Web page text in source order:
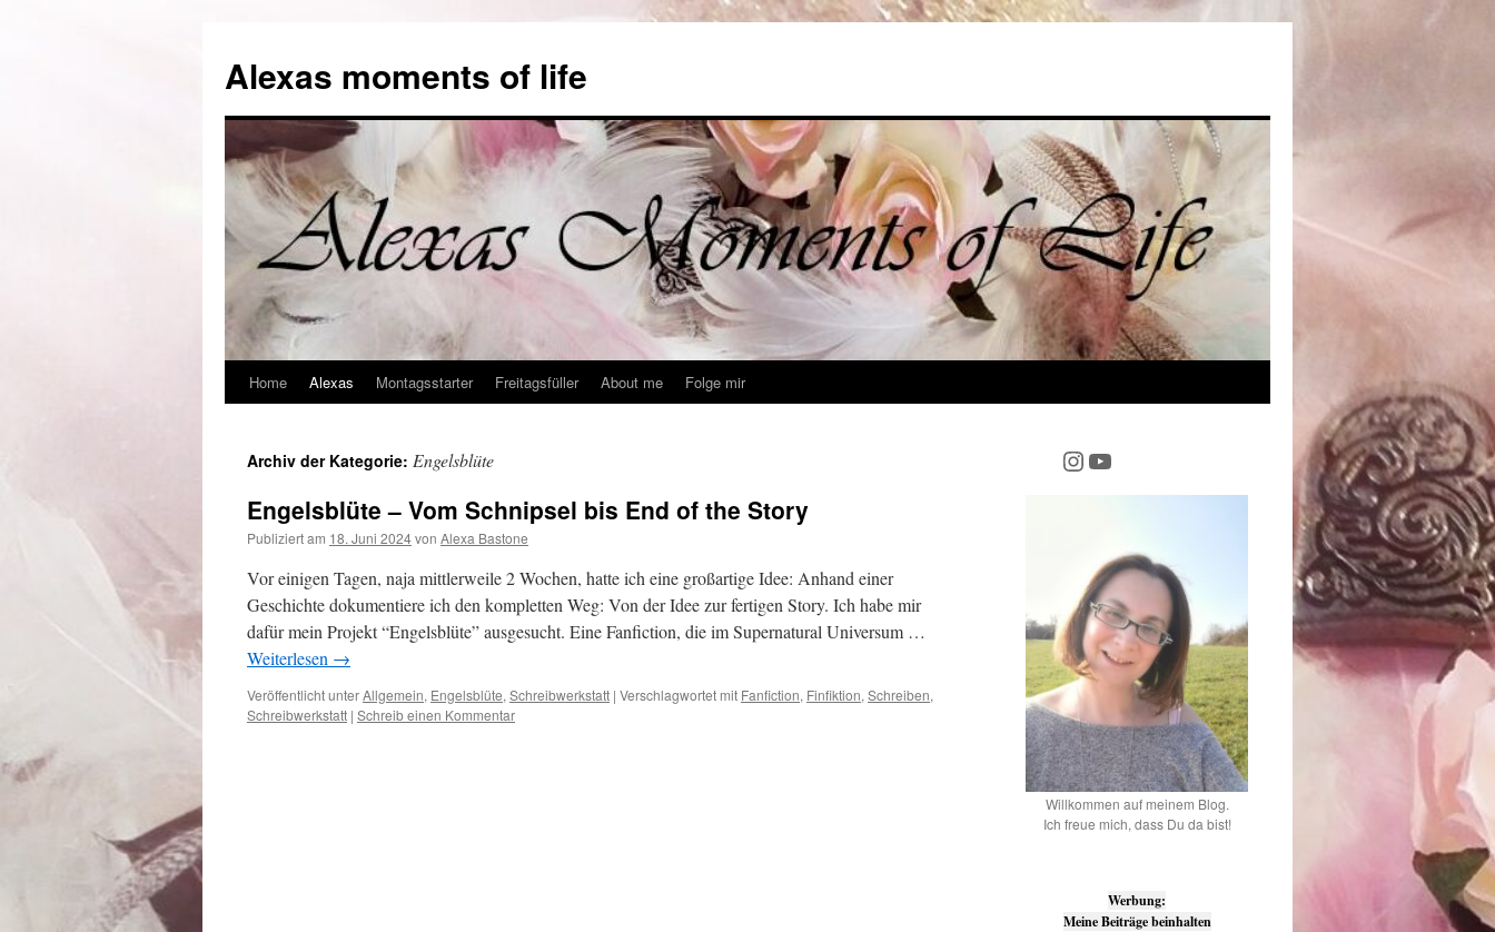
Alexas moments of life
Zum
springen
Home Alexas Montagsstarter Freitagsfüller About me Folge mir
Archiv der Kategorie: Engelsblüte
Engelsblüte – Vom Schnipsel bis End of the Story
Publiziert am 18. Juni 2024von Alexa Bastone
Vor einigen Tagen, naja mittlerweile 2 Wochen, hatte ich eine großartige Idee: Anhand einer
Geschichte dokumentiere ich den kompletten Weg: Von der Idee zur fertigen Story. Ich habe mir
dafür mein Projekt “Engelsblüte” ausgesucht. Eine Fanfiction, die im Supernatural Universum …
Weiterlesen →
Veröffentlicht unterAllgemein, Engelsblüte, Schreibwerkstatt | Verschlagwortet mit Fanfiction, Finfiktion, Schreiben,
Schreibwerkstatt | Schreib einen Kommentar
Instagram YouTube
Willkommen auf meinem Blog.
Ich freue mich, dass Du da bist!
Werbung:
Meine Beiträge beinhalten